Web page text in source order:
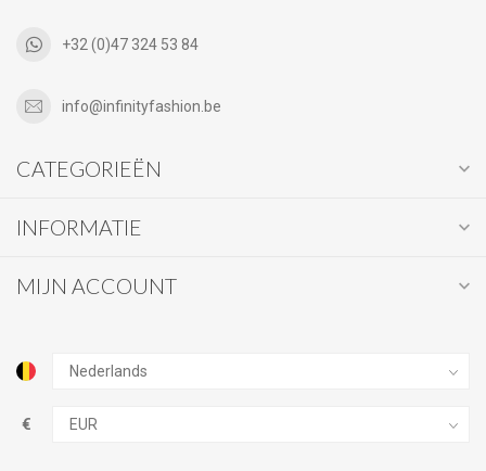
+32 (0)47 324 53 84
info@infinityfashion.be
CATEGORIEËN
INFORMATIE
MIJN ACCOUNT
€